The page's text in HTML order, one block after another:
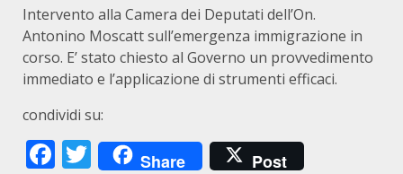
Intervento alla Camera dei Deputati dell’On.
Antonino Moscatt sull’emergenza immigrazione in
corso. E’ stato chiesto al Governo un provvedimento
immediato e l’applicazione di strumenti efficaci.
condividi su:
Facebook
Twitter
Share Post